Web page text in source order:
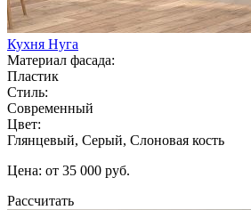
Кухня Нуга
Материал фасада:
Пластик
Стиль:
Современный
Цвет:
Глянцевый, Серый, Слоновая кость
Цена: от 35 000 руб.
Рассчитать